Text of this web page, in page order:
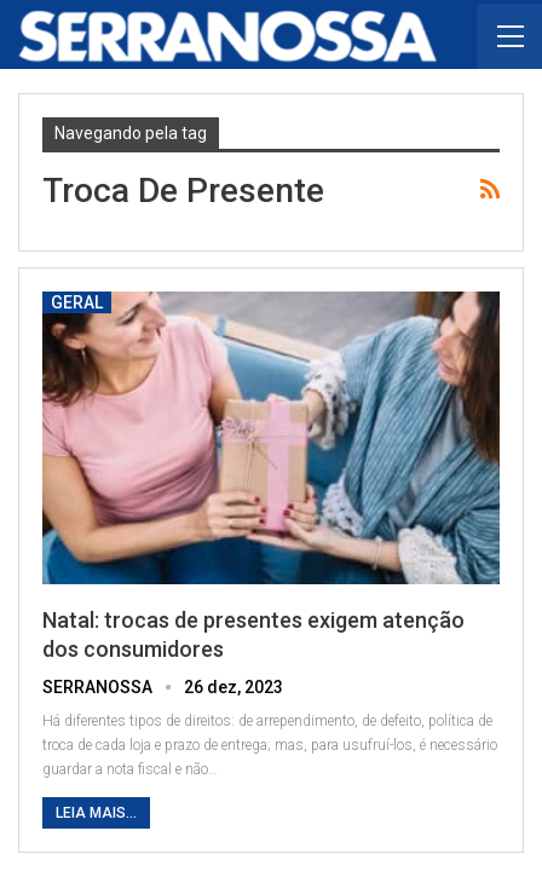
Navegando pela tag
Troca De Presente
GERAL
Natal: trocas de presentes exigem atenção
dos consumidores
SERRANOSSA 26 dez, 2023
Há diferentes tipos de direitos: de arrependimento, de defeito, política de
troca de cada loja e prazo de entrega; mas, para usufruí-los, é necessário
guardar a nota fiscal e não…
LEIA MAIS...